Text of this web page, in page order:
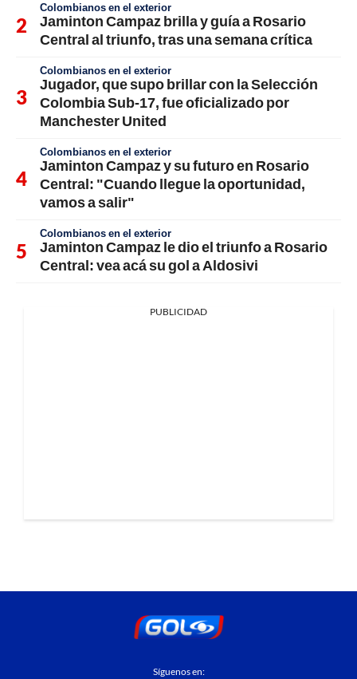
Colombianos en el exterior
Jaminton Campaz brilla y guía a Rosario
Central al triunfo, tras una semana crítica
Colombianos en el exterior
Jugador, que supo brillar con la Selección
Colombia Sub-17, fue oficializado por
Manchester United
Colombianos en el exterior
Jaminton Campaz y su futuro en Rosario
Central: "Cuando llegue la oportunidad,
vamos a salir"
Colombianos en el exterior
Jaminton Campaz le dio el triunfo a Rosario
Central: vea acá su gol a Aldosivi
PUBLICIDAD
Síguenos en: